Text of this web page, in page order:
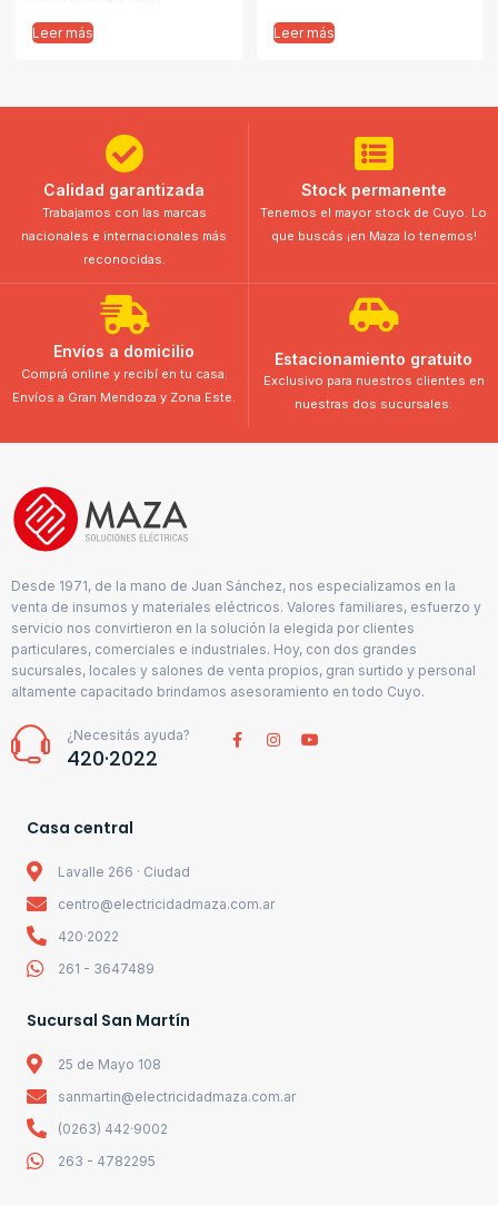
Leer más Leer más
Calidad garantizada
Trabajamos con las marcas
nacionales e internacionales más
reconocidas.
Stock permanente
Tenemos el mayor stock de Cuyo. Lo
que buscás ¡en Maza lo tenemos!
Envíos a domicilio
Comprá online y recibí en tu casa.
Envíos a Gran Mendoza y Zona Este.
Estacionamiento gratuito
Exclusivo para nuestros clientes en
nuestras dos sucursales.
Desde 1971, de la mano de Juan Sánchez, nos especializamos en la
venta de insumos y materiales eléctricos. Valores familiares, esfuerzo y
servicio nos convirtieron en la solución la elegida por clientes
particulares, comerciales e industriales. Hoy, con dos grandes
sucursales, locales y salones de venta propios, gran surtido y personal
altamente capacitado brindamos asesoramiento en todo Cuyo.
¿Necesitás ayuda?
420·2022
Casa central
Lavalle 266 · Ciudad
centro@electricidadmaza.com.ar
420·2022
261 - 3647489
Sucursal San Martín
25 de Mayo 108
sanmartin@electricidadmaza.com.ar
(0263) 442·9002
263 - 4782295